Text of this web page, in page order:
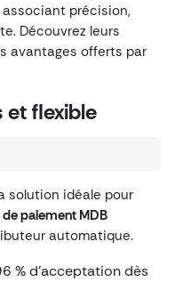
associant précision,
Découvrez leurs
avantages offerts par
et flexible
solution idéale pour
paiement MDB
automatique.
% d’acceptation dès